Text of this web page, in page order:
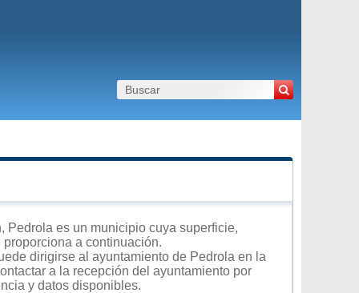
Pedrola es un municipio cuya superficie,
a continuación.
dirigirse al ayuntamiento de Pedrola en la
a la recepción del ayuntamiento por
y datos disponibles.